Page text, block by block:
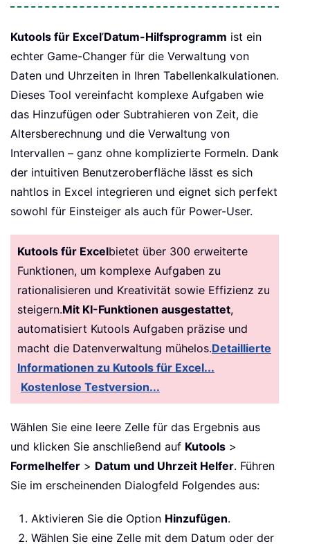
Kutools für Excel’Datum-Hilfsprogramm ist ein
echter Game-Changer für die Verwaltung von
Daten und Uhrzeiten in Ihren Tabellenkalkulationen.
Dieses Tool vereinfacht komplexe Aufgaben wie
das Hinzufügen oder Subtrahieren von Zeit, die
Altersberechnung und die Verwaltung von
Intervallen – ganz ohne komplizierte Formeln. Dank
der intuitiven Benutzeroberfläche lässt es sich
nahtlos in Excel integrieren und eignet sich perfekt
sowohl für Einsteiger als auch für Power-User.
Kutools für Excelbietet über 300 erweiterte
Funktionen, um komplexe Aufgaben zu
rationalisieren und Kreativität sowie Effizienz zu
steigern.Mit KI-Funktionen ausgestattet,
automatisiert Kutools Aufgaben präzise und
macht die Datenverwaltung mühelos.Detaillierte
Informationen zu Kutools für Excel...
Kostenlose Testversion...
Wählen Sie eine leere Zelle für das Ergebnis aus
und klicken Sie anschließend auf Kutools >
Formelhelfer > Datum und Uhrzeit Helfer. Führen
Sie im erscheinenden Dialogfeld Folgendes aus:
Aktivieren Sie die Option Hinzufügen.
Wählen Sie eine Zelle mit dem Datum oder der